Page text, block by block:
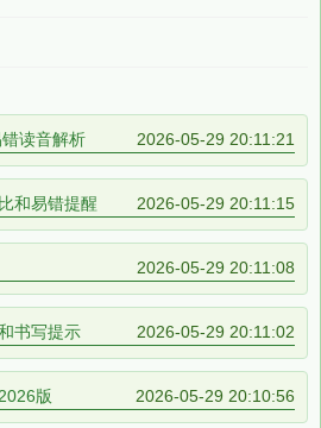
读音解析 2026-05-29 20:11:21
和易错提醒 2026-05-29 20:11:15
2026-05-29 20:11:08
书写提示 2026-05-29 20:11:02
版 2026-05-29 20:10:56